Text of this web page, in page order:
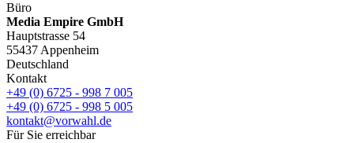
Büro
Media Empire GmbH
Hauptstrasse 54
55437 Appenheim
Deutschland
Kontakt
+49 (0) 6725 - 998 7 005
+49 (0) 6725 - 998 5 005
kontakt@vorwahl.de
Für Sie erreichbar